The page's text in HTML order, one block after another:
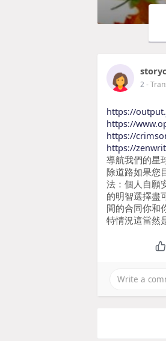
2-
https://
https://
https://
https://
導航我們的星
除道路如果您
法：個人自願
的明智選擇盡
間的合同你和
特情況這當然